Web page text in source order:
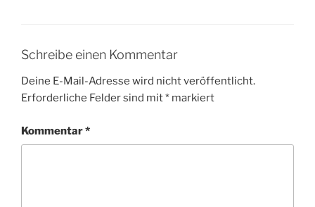
Schreibe einen Kommentar
Deine E-Mail-Adresse wird nicht veröffentlicht.
Erforderliche Felder sind mit* markiert
Kommentar*